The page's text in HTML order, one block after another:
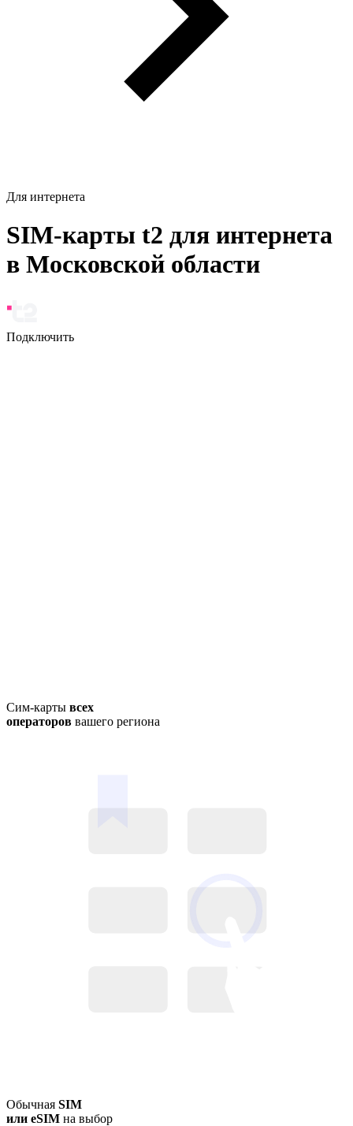
Для интернета
SIM-карты t2 для интернета
в Московской области
Подключить
Сим-карты всех
операторов вашего региона
Обычная SIM
или eSIM на выбор